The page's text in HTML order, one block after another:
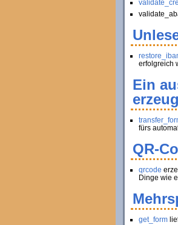
erfolgreich
Ein
fürs
QR-
qrcode
Dinge wie
get_form